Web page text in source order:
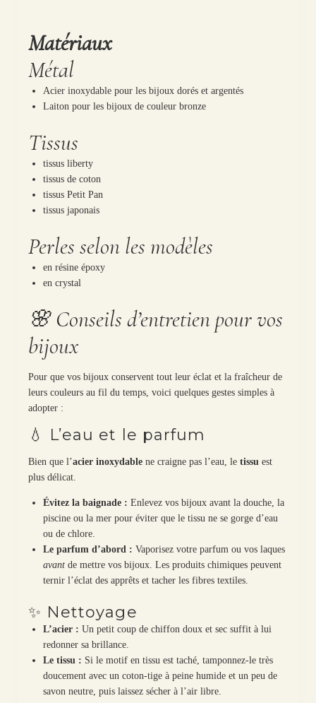
Matériaux
Métal
Acier inoxydable pour les bijoux dorés et argentés
Laiton pour les bijoux de couleur bronze
Tissus
tissus liberty
tissus de coton
tissus Petit Pan
tissus japonais
Perles selon les modèles
en résine époxy
en crystal
🌸 Conseils d’entretien pour vos
bijoux
Pour que vos bijoux conservent tout leur éclat et la fraîcheur de
leurs couleurs au fil du temps, voici quelques gestes simples à
adopter :
💧 L’eau et le parfum
Bien que l’acier inoxydablene craigne pas l’eau, le tissuest
plus délicat.
Évitez la baignade : Enlevez vos bijoux avant la douche, la
piscine ou la mer pour éviter que le tissu ne se gorge d’eau
ou de chlore.
Le parfum d’abord : Vaporisez votre parfum ou vos laques
avantde mettre vos bijoux. Les produits chimiques peuvent
ternir l’éclat des apprêts et tacher les fibres textiles.
✨ Nettoyage
L’acier : Un petit coup de chiffon doux et sec suffit à lui
redonner sa brillance.
Le tissu : Si le motif en tissu est taché, tamponnez-le très
doucement avec un coton-tige à peine humide et un peu de
savon neutre, puis laissez sécher à l’air libre.